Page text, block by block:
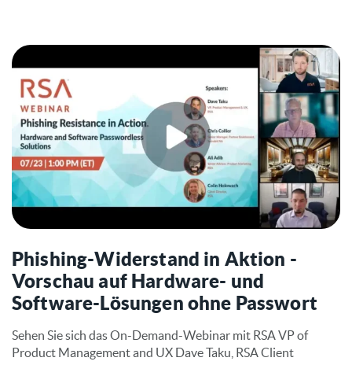
Phishing-Widerstand in Aktion -
Vorschau auf Hardware- und
Software-Lösungen ohne Passwort
Sehen Sie sich das On-Demand-Webinar mit RSA VP of
Product Management and UX Dave Taku, RSA Client